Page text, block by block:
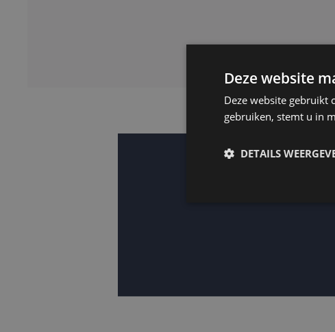
Deze website
Deze website gebruikt
gebruiken, stemt u in
DETAILS